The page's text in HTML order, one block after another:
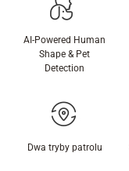
AI-Powered Human
Shape & Pet
Detection
Dwa tryby patrolu